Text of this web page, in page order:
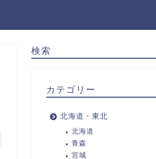
検索
カテゴリー
北海道・東北
北海道
青森
宮城